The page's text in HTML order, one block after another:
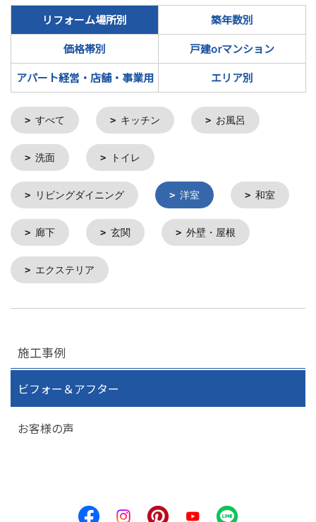
リフォーム場所別
築年数別
価格帯別
戸建orマンション
アパート経営・店舗・事業用
エリア別
すべて キッチン お風呂
洗面 トイレ
リビングダイニング 洋室 和室
廊下 玄関 外壁・屋根
エクステリア
施工事例
ビフォー＆アフター
お客様の声